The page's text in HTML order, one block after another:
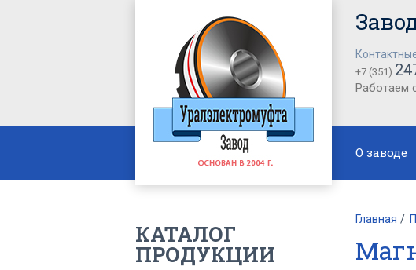
+7 (351)
Работаем
О заводе
КАТАЛОГ
ПРОДУКЦИИ
Главная